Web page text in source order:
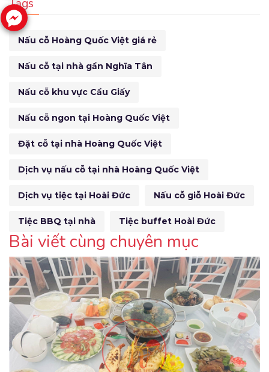
Tags
Nấu cỗ Hoàng Quốc Việt giá rẻ
Nấu cỗ tại nhà gần Nghĩa Tân
Nấu cỗ khu vực Cầu Giấy
Nấu cỗ ngon tại Hoàng Quốc Việt
Đặt cỗ tại nhà Hoàng Quốc Việt
Dịch vụ nấu cỗ tại nhà Hoàng Quốc Việt
Dịch vụ tiệc tại Hoài Đức Nấu cỗ giỗ Hoài Đức
Tiệc BBQ tại nhà Tiệc buffet Hoài Đức
Bài viết cùng chuyên mục